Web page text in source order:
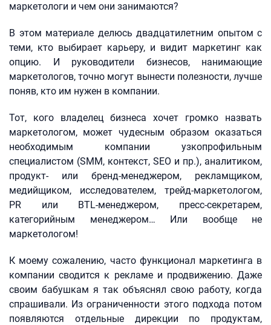
маркетологи и чем они занимаются?
В этом материале делюсь двадцатилетним опытом с
теми, кто выбирает карьеру, и видит маркетинг как
опцию. И руководители бизнесов, нанимающие
маркетологов, точно могут вынести полезности, лучше
поняв, кто им нужен в компании.
Тот, кого владелец бизнеса хочет громко назвать
маркетологом, может чудесным образом оказаться
необходимым компании узкопрофильным
специалистом (SMM, контекст, SEO и пр.), аналитиком,
продукт- или бренд-менеджером, рекламщиком,
медийщиком, исследователем, трейд-маркетологом,
PR или BTL-менеджером, пресс-секретарем,
категорийным менеджером… Или вообще не
маркетологом!
К моему сожалению, часто функционал маркетинга в
компании сводится к рекламе и продвижению. Даже
своим бабушкам я так объяснял свою работу, когда
спрашивали. Из ограниченности этого подхода потом
появляются отдельные дирекции по продуктам,